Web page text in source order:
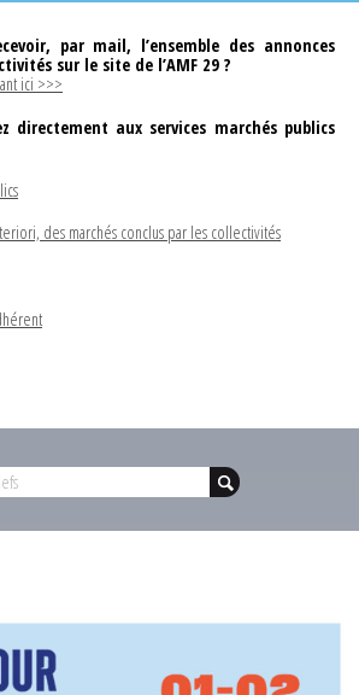
par mail, l’ensemble des annonces
sur le site de l’AMF 29 ?
ici >>>
directement aux services marchés publics
des marchés conclus par les collectivités